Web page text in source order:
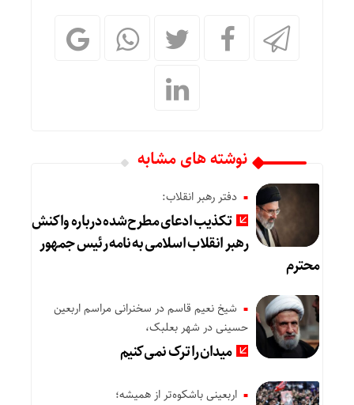
نوشته های مشابه
دفتر رهبر انقلاب:
تکذیب ادعای مطرح‌شده درباره واکنش
رهبر انقلاب اسلامی به نامه رئیس جمهور
محترم
شیخ نعیم قاسم در سخنرانی مراسم اربعین
حسینی در شهر بعلبک،
میدان را ترک نمی‌کنیم
اربعینی باشکوه‌تر از همیشه؛